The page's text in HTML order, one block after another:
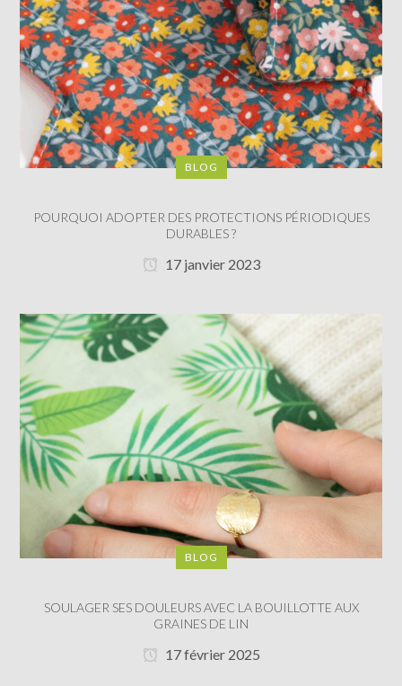
BLOG
POURQUOI ADOPTER DES PROTECTIONS PÉRIODIQUES
DURABLES ?
17 janvier 2023
BLOG
SOULAGER SES DOULEURS AVEC LA BOUILLOTTE AUX
GRAINES DE LIN
17 février 2025